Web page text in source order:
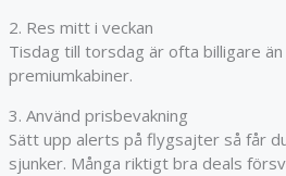
2. Res mitt i veckan
Tisdag till torsdag är ofta billigare
premiumkabiner.
3. Använd prisbevakning
Sätt upp alerts på flygsajter så får
sjunker. Många riktigt bra deals